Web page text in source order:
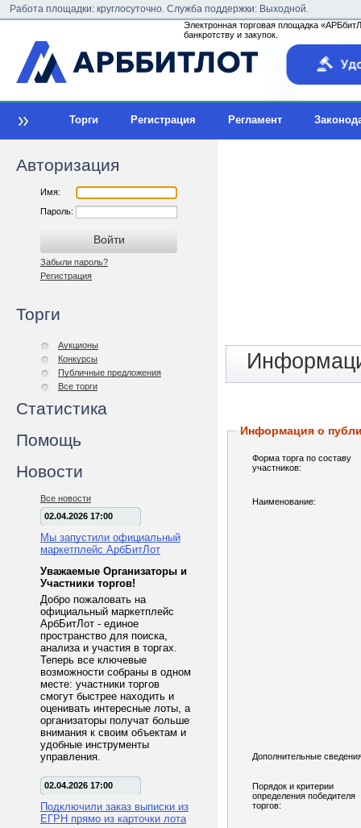
Работа площадки: круглосуточно. Служба поддержки: Выходной.
Электронная торговая площадка
банкротству и закупок.
Торги Регистрация Регламент
Авторизация
Имя:
Пароль:
Забыли пароль?
Регистрация
Торги
Аукционы
Конкурсы
Публичные предложения
Все торги
Статистика
Помощь
Новости
Все новости
02.04.2026 17:00
Мы запустили официальный
маркетплейс АрбБитЛот
Уважаемые Организаторы и
Участники торгов!
Добро пожаловать на
официальный маркетплейс
АрбБитЛот - единое
пространство для поиска,
анализа и участия в торгах.
Теперь все ключевые
возможности собраны в одном
месте: участники торгов
смогут быстрее находить и
оценивать интересные лоты, а
организаторы получат больше
внимания к своим объектам и
удобные инструменты
управления.
02.04.2026 17:00
Подключили заказ выписки из
ЕГРН прямо из карточки лота
Информация о
Форма торга по составу
участников:
Наименование:
Дополнительные
Порядок и критерии
определения победителя
торгов: